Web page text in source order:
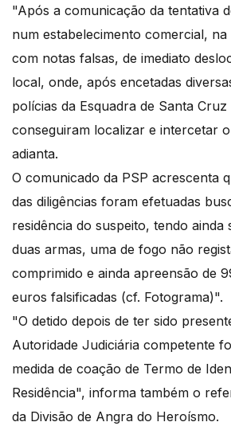
"Após a comunicação da tentativa
num estabelecimento comercial, na
com notas falsas, de imediato
local, onde, após encetadas
polícias da Esquadra de Santa Cruz
conseguiram localizar e intercetar
adianta.
O comunicado da PSP acrescenta
das diligências foram efetuadas
residência do suspeito, tendo ainda
duas armas, uma de fogo não
comprimido e ainda apreensão de
euros falsificadas (cf. Fotograma)".
"O detido depois de ter sido
Autoridade Judiciária competente
medida de coação de Termo de
Residência", informa também o
da Divisão de Angra do Heroísmo.